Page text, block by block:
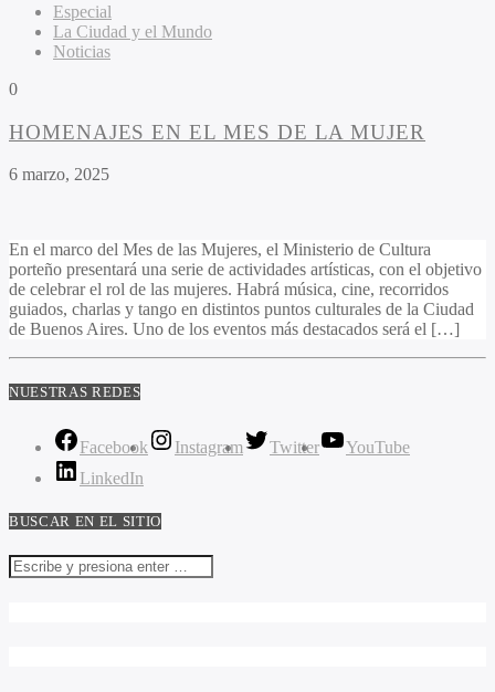
Especial
La Ciudad y el Mundo
Noticias
0
HOMENAJES EN EL MES DE LA MUJER
6 marzo, 2025
En el marco del Mes de las Mujeres, el Ministerio de Cultura
porteño presentará una serie de actividades artísticas, con el objetivo
de celebrar el rol de las mujeres. Habrá música, cine, recorridos
guiados, charlas y tango en distintos puntos culturales de la Ciudad
de Buenos Aires. Uno de los eventos más destacados será el […]
NUESTRAS REDES
Facebook Instagram Twitter
YouTube
LinkedIn
BUSCAR EN EL SITIO